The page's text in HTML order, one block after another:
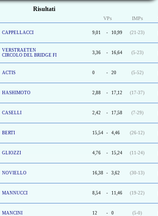
Risultati
VPs IMPs
CAPPELLACCI 9,01 - 10,99 (21-23)
VERSTRAETEN
CIRCOLO DEL BRIDGE FI
3,36 - 16,64 (5-23)
ACTIS 0 - 20 (5-52)
HASHIMOTO 2,88 - 17,12 (17-37)
CASELLI 2,42 - 17,58 (7-29)
BERTI 15,54 - 4,46 (26-12)
GLIOZZI 4,76 - 15,24 (11-24)
NOVIELLO 16,38 - 3,62 (30-13)
MANNUCCI 8,54 - 11,46 (19-22)
MANCINI 12 - 0 (5-0)